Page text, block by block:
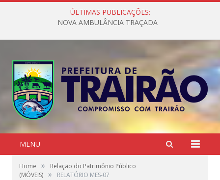
ÚLTIMAS PUBLICAÇÕES:
NOVA AMBULÂNCIA TRAÇADA
MENU
Home »
Relação do Patrimônio Público
(MÓVEIS) » RELATÓRIO MES-07